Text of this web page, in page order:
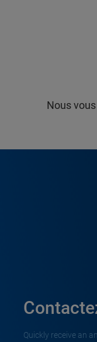
Nous
Quickly receive an